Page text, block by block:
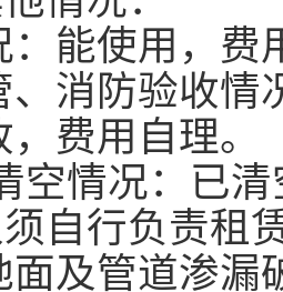
：能使用 ，费
、 消防验收情
费用自理。
空情况：已清
自行负责租
面及管道渗漏